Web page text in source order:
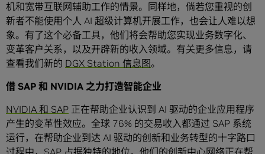
机和宽带互联网辅助工作的情景。同样地，倘若您重视的创
新者不能使用个人 AI 超级计算机开展工作，也会让人难以想
象。有了这个必备工具，他们将会帮助您实现业务数字化、
变革客户关系，以及开辟新的收入领域。有关更多信息，请
查看我们新的 DGX Station 信息图。
借 SAP 和 NVIDIA 之力打造智能企业
NVIDIA 和 SAP 正在帮助企业认识到 AI 驱动的企业应用程序
产生的变革性效应。全球 76% 的交易收入都通过 SAP 系统
运行，在帮助企业到达 AI 驱动的创新和业务转型的十字路口